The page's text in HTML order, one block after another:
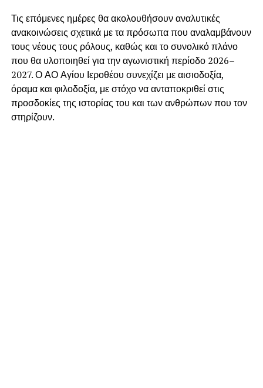
Τις επόμενες ημέρες θα ακολουθήσουν αναλυτικές
ανακοινώσεις σχετικά με τα πρόσωπα που αναλαμβάνουν
τους νέους τους ρόλους, καθώς και το συνολικό πλάνο
που θα υλοποιηθεί για την αγωνιστική περίοδο 2026–
2027. Ο ΑΟ Αγίου Ιεροθέου συνεχίζει με αισιοδοξία,
όραμα και φιλοδοξία, με στόχο να ανταποκριθεί στις
προσδοκίες της ιστορίας του και των ανθρώπων που τον
στηρίζουν.